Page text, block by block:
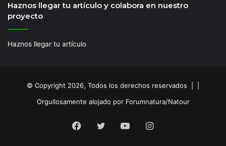
Haznos llegar tu artículo y colabora en nuestro
proyecto
Haznos llegar tu artículo
© Copyright 2026, Todos los derechos reservados | |
Orgullosamente alojado por Forumnatura/Natour
Facebook
TwitterYouTubeInstagram